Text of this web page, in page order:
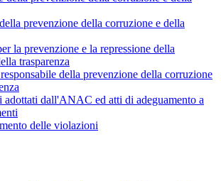
prevenzione della corruzione e della
la prevenzione e la repressione della
trasparenza
della prevenzione della corruzione
adottati dall'ANAC ed atti di adeguamento a
delle violazioni